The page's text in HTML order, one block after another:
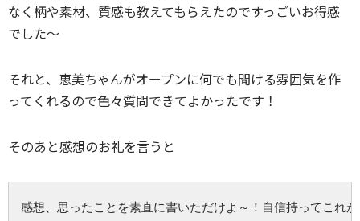
なく柄や素材、質感も教えてもらえたのですっごいお得感
でした～
それと、恵美ちゃんがオープンに何でも聞ける雰囲気を作
ってくれるので色々質問できてよかったです！
そのあと感想のお礼を言うと
感想、思ったことを素直に書いただけよ～！自信持ってこれ